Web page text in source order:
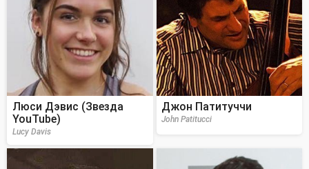
Люси Дэвис (Звезда
YouTube)
Lucy Davis
Джон Патитуччи
John Patitucci